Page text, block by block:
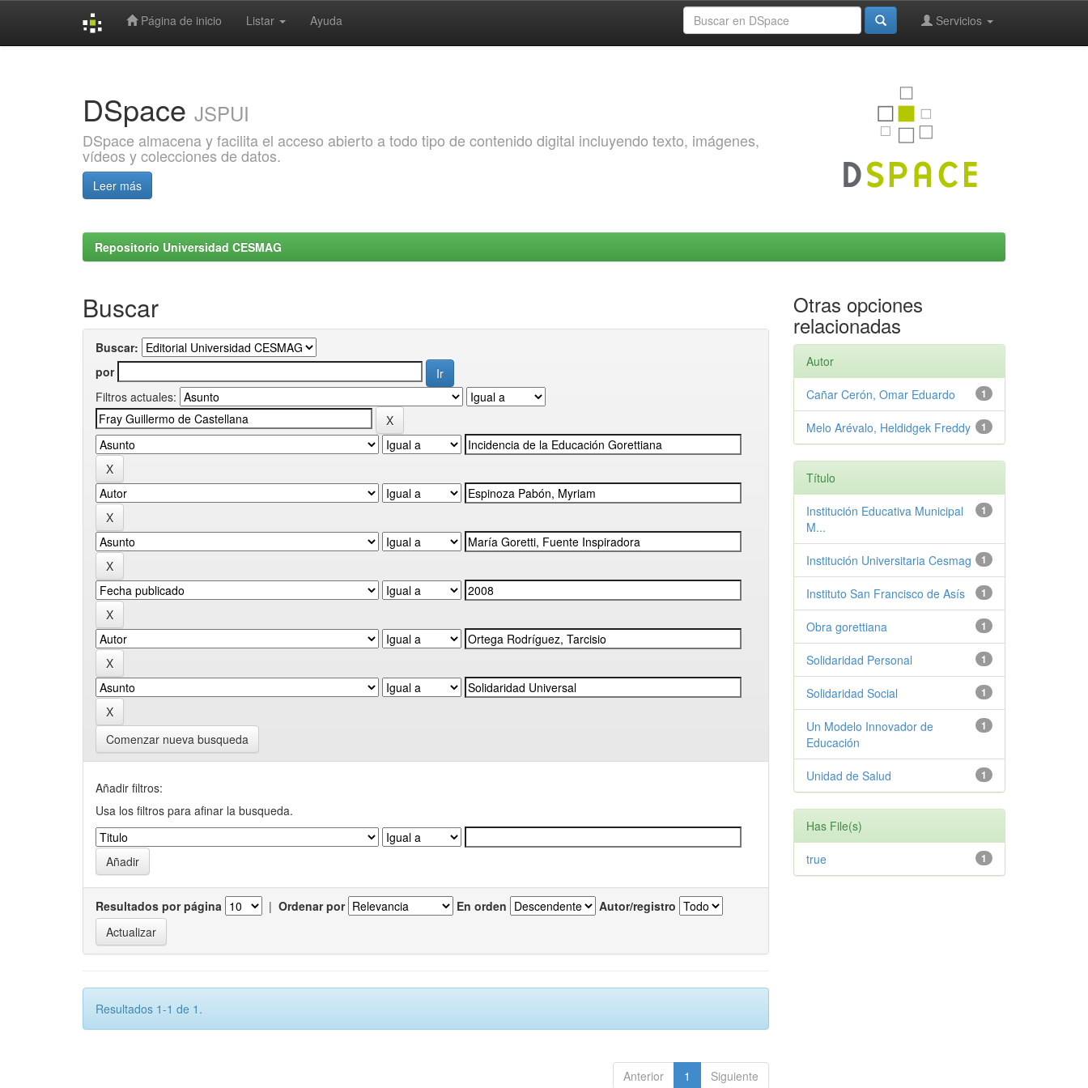
Página de inicio Listar Ayuda Servicios
DSpace JSPUI
DSpace almacena y facilita el acceso abierto a todo tipo de contenido digital incluyendo texto, imágenes,
vídeos y colecciones de datos.
Leer más
Repositorio Universidad CESMAG
Buscar
Buscar:
por
Filtros actuales:
Comenzar nueva busqueda
Añadir filtros:
Usa los filtros para afinar la busqueda.
Resultados por página | Ordenar por En orden Autor/registro
Resultados 1-1 de 1.
Anterior 1 Siguiente
Otras opciones
relacionadas
Autor
1
Cañar Cerón, Omar Eduardo
1
Melo Arévalo, Heldidgek Freddy
Título
1
Institución Educativa Municipal
M...
1
Institución Universitaria Cesmag
1
Instituto San Francisco de Asís
1
Obra gorettiana
1
Solidaridad Personal
1
Solidaridad Social
1
Un Modelo Innovador de
Educación
1
Unidad de Salud
Has File(s)
1
true